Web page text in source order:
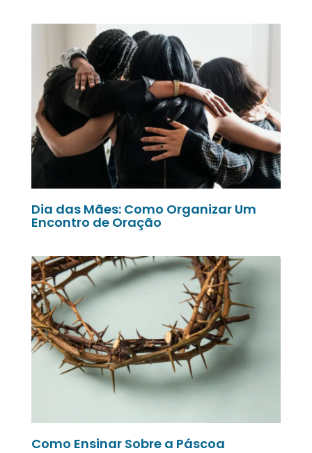
Dia das Mães: Como Organizar Um
Encontro de Oração
Como Ensinar Sobre a Páscoa